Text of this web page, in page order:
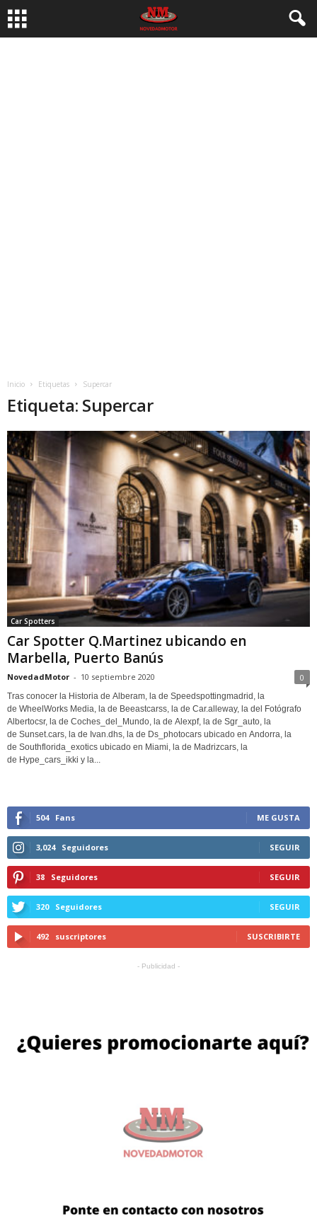
Inicio Etiquetas Supercar
Etiqueta: Supercar
Car Spotters
Car Spotter Q.Martinez ubicando en
Marbella, Puerto Banús
NovedadMotor - 10 septiembre 2020 0
Tras conocer la Historia de Alberam, la de Speedspottingmadrid, la
de WheelWorks Media, la de Beeastcarss, la de Car.alleway, la del Fotógrafo
Albertocsr, la de Coches_del_Mundo, la de Alexpf, la de Sgr_auto, la
de Sunset.cars, la de Ivan.dhs, la de Ds_photocars ubicado en Andorra, la
de Southflorida_exotics ubicado en Miami, la de Madrizcars, la
de Hype_cars_ikki y la...
504 Fans ME GUSTA
3,024 Seguidores SEGUIR
38 Seguidores SEGUIR
320 Seguidores SEGUIR
492 suscriptores SUSCRIBIRTE
- Publicidad -